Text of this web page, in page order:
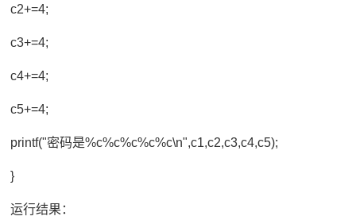
c2+=4;
c3+=4;
c4+=4;
c5+=4;
printf("密码是%c%c%c%c%c\n",c1,c2,c3,c4,c5);
}
运行结果：